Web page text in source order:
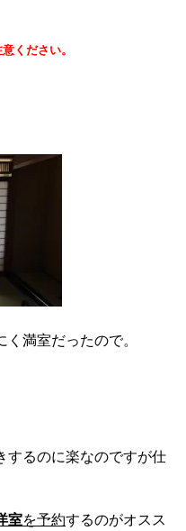
ください。
満室だったので。
するのに楽なのですが仕
室を予約するのがオスス